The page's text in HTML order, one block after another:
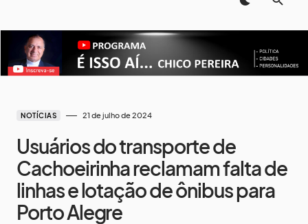
NOTÍCIAS 21 de julho de 2024
Usuários do transporte de
Cachoeirinha reclamam falta de
linhas e lotação de ônibus para
Porto Alegre